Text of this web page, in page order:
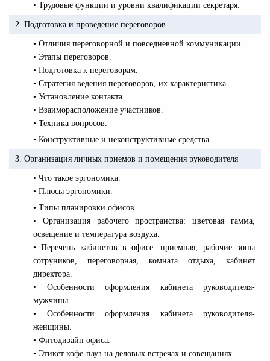
• Трудовые функции и уровни квалификации секретаря.
2. Подготовка и проведение переговоров
• Отличия переговорной и повседневной коммуникации.
• Этапы переговоров.
• Подготовка к переговорам.
• Стратегия ведения переговоров, их характеристика.
• Установление контакта.
• Взаиморасположение участников.
• Техника вопросов.
• Конструктивные и неконструктивные средства.
3. Организация личных приемов и помещения руководителя
• Что такое эргономика.
• Плюсы эргономики.
• Типы планировки офисов.
• Организация рабочего пространства: цветовая гамма,
освещение и температура воздуха.
• Перечень кабинетов в офисе: приемная, рабочие зоны
сотруников, переговорная, комната отдыха, кабинет
директора.
• Особенности оформления кабинета руководителя-
мужчины.
• Особенности оформления кабинета руководителя-
женщины.
• Фитодизайн офиса.
• Этикет кофе-пауз на деловых встречах и совещаниях.